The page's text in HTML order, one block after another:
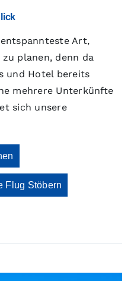
Art,
zu planen, denn da
und Hotel bereits
mehrere Unterkünfte
sich unsere
Flug Stöbern